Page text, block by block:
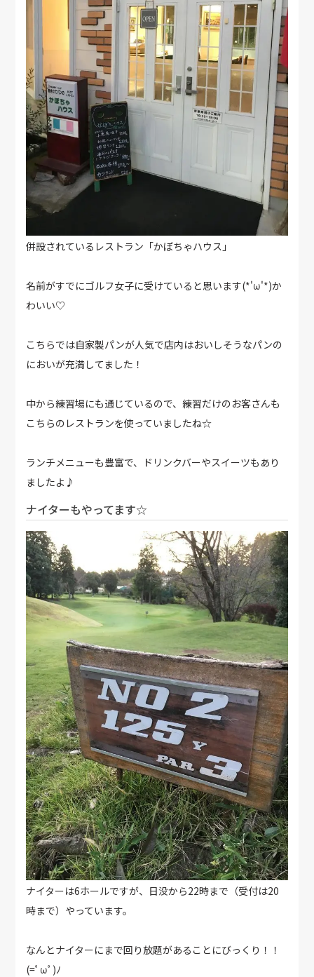
併設されているレストラン「かぼちゃハウス」
名前がすでにゴルフ女子に受けていると思います(*'ω'*)か
わいい♡
こちらでは自家製パンが人気で店内はおいしそうなパンの
においが充満してました！
中から練習場にも通じているので、練習だけのお客さんも
こちらのレストランを使っていましたね☆
ランチメニューも豊富で、ドリンクバーやスイーツもあり
ましたよ♪
ナイターもやってます☆
ナイターは6ホールですが、日没から22時まで（受付は20
時まで）やっています。
なんとナイターにまで回り放題があることにびっくり！！
(=ﾟωﾟ)ﾉ